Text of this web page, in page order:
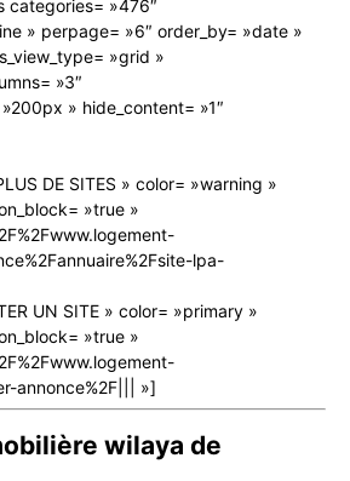
categories= »476″
» perpage= »6″ order_by= »date »
»grid »
»3″
» hide_content= »1″
DE SITES » color= »warning »
»true »
lpa-
UN SITE » color= »primary »
»true »
annonce%2F||| »]
wilaya de